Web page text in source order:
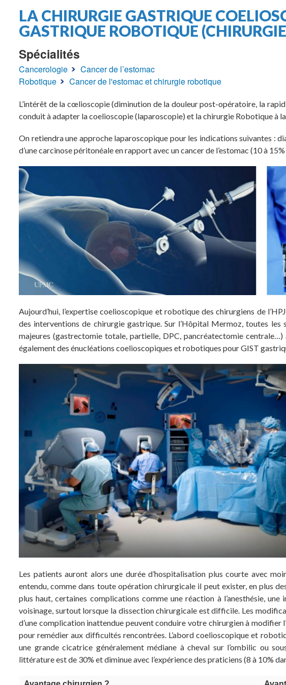
d'Ariane
LA CHIRURGIE GASTRIQUE
GASTRIQUE ROBOTIQUE
Spécialités
Cancerologie
Cancer de l’estomac
Robotique
Cancer de l'estomac et chirurgie robotique
L’intérêt de la cœlioscopie (diminution de la douleur post-opératoire, la
conduit à adapter la coelioscopie (laparoscopie) et la chirurgie Robotique à
On retiendra une approche laparoscopique pour les indications suivantes :
d’une carcinose péritonéale en rapport avec un cancer de l’estomac (10 à
Aujourd’hui, l’expertise coelioscopique et robotique des chirurgiens de
des interventions de chirurgie gastrique. Sur l’Hôpital Mermoz, toutes
majeures (gastrectomie totale, partielle, DPC, pancréatectomie
également des énucléations coelioscopiques et robotiques pour GIST
Les patients auront alors une durée d’hospitalisation plus courte avec
entendu, comme dans toute opération chirurgicale il peut exister, en plus
plus haut, certaines complications comme une réaction à l’anesthésie,
voisinage, surtout lorsque la dissection chirurgicale est difficile. Les
d’une complication inattendue peuvent conduire votre chirurgien à
pour remédier aux difficultés rencontrées. L’abord coelioscopique et
une grande cicatrice généralement médiane à cheval sur l’ombilic ou
littérature est de 30% et diminue avec l’expérience des praticiens (8 à 10%